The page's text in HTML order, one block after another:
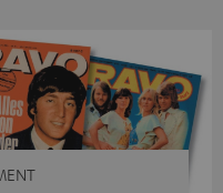
HiFi-Technik,
und hohe Flexibilität in
dass man für großen
Anlage mehr braucht.